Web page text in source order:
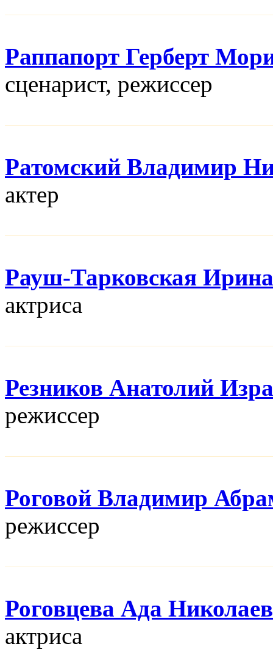
Раппапорт Герберт
сценарист, режисcер
Ратомский Владимир
актер
Рауш-Тарковская Ирина
актриса
Резников Анатолий
режисcер
Роговой Владимир
режисcер
Роговцева Ада
актриса